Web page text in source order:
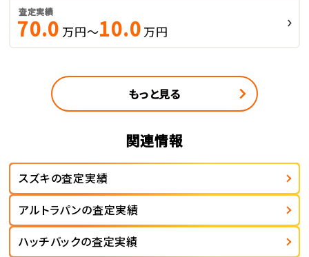
査定実績
70.0 万円～10.0 万円
もっと見る
関連情報
スズキの査定実績
アルトラパンの査定実績
ハッチバックの査定実績